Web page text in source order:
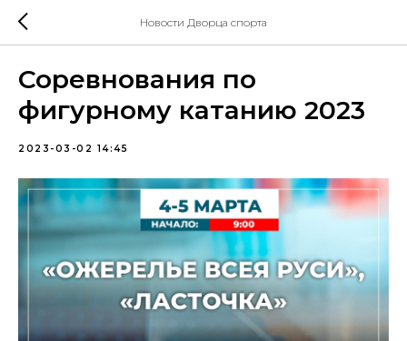
Новости Дворца спорта
Соревнования по
фигурному катанию 2023
2023-03-02 14:45